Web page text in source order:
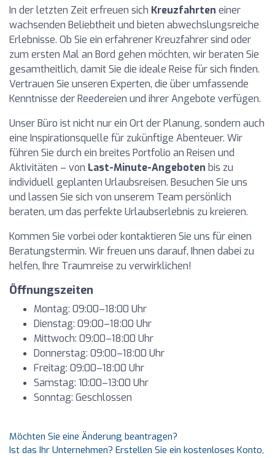
In der letzten Zeit erfreuen sich Kreuzfahrten einer
wachsenden Beliebtheit und bieten abwechslungsreiche
Erlebnisse. Ob Sie ein erfahrener Kreuzfahrer sind oder
zum ersten Mal an Bord gehen möchten, wir beraten Sie
gesamtheitlich, damit Sie die ideale Reise für sich finden.
Vertrauen Sie unseren Experten, die über umfassende
Kenntnisse der Reedereien und ihrer Angebote verfügen.
Unser Büro ist nicht nur ein Ort der Planung, sondern auch
eine Inspirationsquelle für zukünftige Abenteuer. Wir
führen Sie durch ein breites Portfolio an Reisen und
Aktivitäten – von Last-Minute-Angeboten bis zu
individuell geplanten Urlaubsreisen. Besuchen Sie uns
und lassen Sie sich von unserem Team persönlich
beraten, um das perfekte Urlaubserlebnis zu kreieren.
Kommen Sie vorbei oder kontaktieren Sie uns für einen
Beratungstermin. Wir freuen uns darauf, Ihnen dabei zu
helfen, Ihre Traumreise zu verwirklichen!
Öffnungszeiten
Montag: 09:00–18:00 Uhr
Dienstag: 09:00–18:00 Uhr
Mittwoch: 09:00–18:00 Uhr
Donnerstag: 09:00–18:00 Uhr
Freitag: 09:00–18:00 Uhr
Samstag: 10:00–13:00 Uhr
Sonntag: Geschlossen
Möchten Sie eine Änderung beantragen?
Ist das Ihr Unternehmen? Erstellen Sie ein kostenloses Konto,